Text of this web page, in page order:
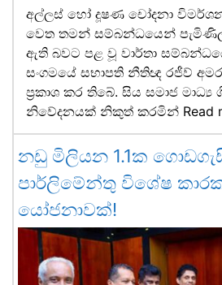
අල්ලස් හෝ දූෂණ චෝදනා
වෙත තමන් සම්බන්ධයෙන්
ඇති බවට පළ වූ වාර්තා
සංගමයේ සභාපති නීතිඥ රජීව්
ප්‍රකාශ කර තිබේ. සිය සමාජ
නිවේදනයක් නිකුත් කරමින් Read
නඩු මිලියන 1.1ක
පාර්ලිමේන්තු විශේෂ
යෝජනාවක්!